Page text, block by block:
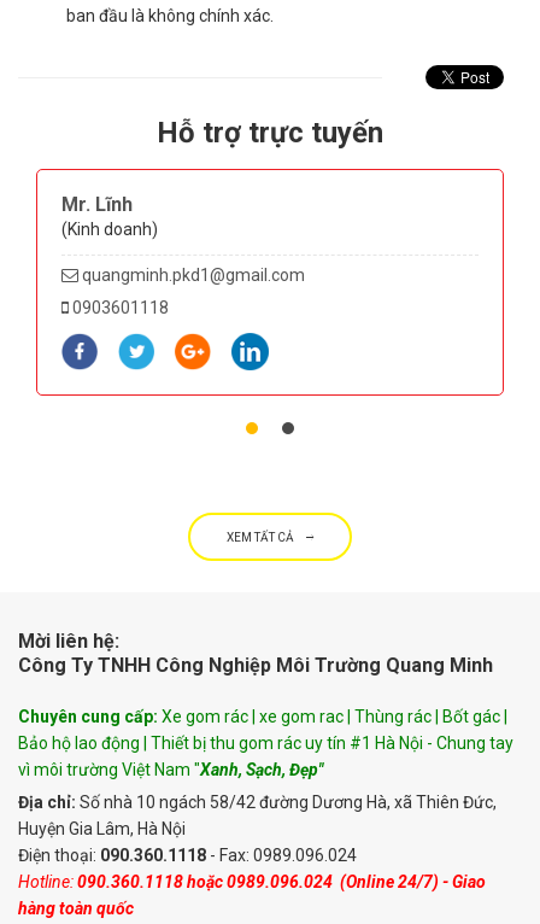
ban đầu là không chính xác.
Hỗ trợ trực tuyến
Mr. Lĩnh
(Kinh doanh)
quangminh.pkd1@gmail.com
0903601118
Mr. Minh
(Kinh doanh)
quangminh.pkd1@gmail.com
0903601118
0989096024
XEM TẤT CẢ
Mời liên hệ:
Công Ty TNHH Công Nghiệp Môi Trường Quang Minh
Chuyên cung cấp: Xe gom rác | xe gom rac | Thùng rác | Bốt gác |
Bảo hộ lao động | Thiết bị thu gom rác uy tín #1 Hà Nội - Chung tay
vì môi trường Việt Nam "Xanh, Sạch, Đẹp"
Địa chỉ: Số nhà 10 ngách 58/42 đường Dương Hà, xã Thiên Đức,
Huyện Gia Lâm, Hà Nội
Điện thoại: 090.360.1118 - Fax: 0989.096.024
Hotline:090.360.1118hoặc0989.096.024 (Online 24/7) - Giao
hàng toàn quốc